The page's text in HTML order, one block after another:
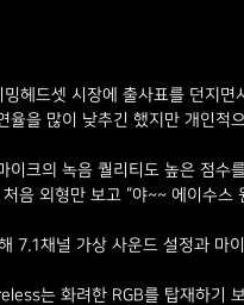
헤드셋 시장에 출사표를 던지
율을 많이 낮추긴 했지만 개인
이크의 녹음 퀄리티도 높은 점수
음 외형만 보고 “야~~ 에이수
7.1채널 가상 사운드 설정과 마
는 화려한 RGB를 탑재하기